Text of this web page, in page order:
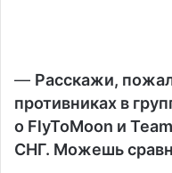
— Расскажи,
противниках в
о FlyToMoon и
СНГ. Можешь